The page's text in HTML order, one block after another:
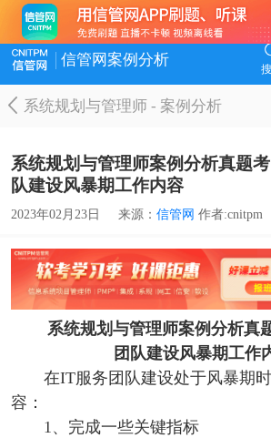
信管网案例分析
系统规划与管理师- 案例分析
系统规划与管理师案例分析真题
队建设风暴期工作内容
2023年02月23日 来源： 信管网 作者:cnitpm
系统规划与管理师案例分析真
团队建设风暴期工作
在IT服务团队建设处于风暴期
容：
1、完成一些关键指标